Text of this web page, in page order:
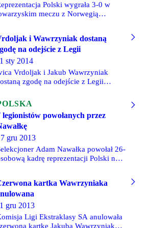
Polski wygrała 3-0 w
meczu z Norwegią
Tomasz Brzyski, drugą w 47.
Michał Kucharczyk po
podaniu Jakuba
natomiast trzecie trafienie
w 56. minucie Karol Linetty. W
pierwszym składzie znalazło się aż
Jakub Rzeźniczak, Jakub
Michał Kucharczyk,
Jodłowiec i Tomasz Brzyski.
i Wawrzyniak dostaną
na odejście z Legii
sty 2014
Vrdoljak i Jakub Wawrzyniak
zgodę na odejście z Legii
szeroką kadrę przed
rundą wiosenną, w której do
zostało im tylko 16 meczów
informuje "Przegląd Sportowy".
legionistów powołanych przez
gru 2013
Adam Nawałka powołał 26-
kadrę reprezentacji Polski na
występujących w polskich
i znalazło się w niej aż 7
Bartosz Bereszyński, Jakub
Jakub Wawrzyniak, Michał
Kucharczyk, Tomasz Brzyski, Dominik
kartka Wawrzyniaka
gru 2013
Ligi Ekstraklasy SA anulowała
kartkę Jakuba Wawrzyniaka,